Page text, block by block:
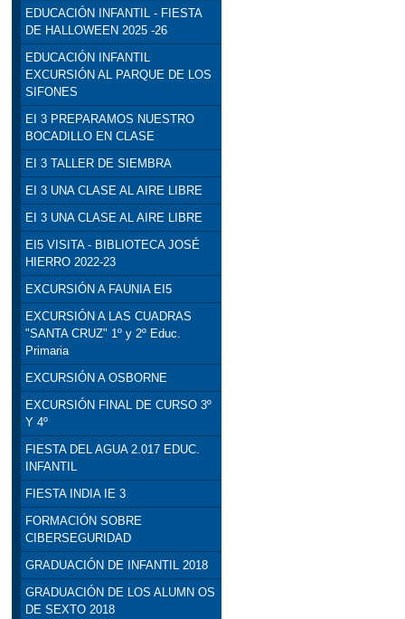
EDUCACIÓN INFANTIL - FIESTA
DE HALLOWEEN 2025 -26
EDUCACIÓN INFANTIL
EXCURSIÓN AL PARQUE DE LOS
SIFONES
EI 3 PREPARAMOS NUESTRO
BOCADILLO EN CLASE
EI 3 TALLER DE SIEMBRA
EI 3 UNA CLASE AL AIRE LIBRE
EI 3 UNA CLASE AL AIRE LIBRE
EI5 VISITA - BIBLIOTECA JOSÉ
HIERRO 2022-23
EXCURSIÓN A FAUNIA EI5
EXCURSIÓN A LAS CUADRAS
"SANTA CRUZ" 1º y 2º Educ.
Primaria
EXCURSIÓN A OSBORNE
EXCURSIÓN FINAL DE CURSO 3º
Y 4º
FIESTA DEL AGUA 2.017 EDUC.
INFANTIL
FIESTA INDIA IE 3
FORMACIÓN SOBRE
CIBERSEGURIDAD
GRADUACIÓN DE INFANTIL 2018
GRADUACIÓN DE LOS ALUMN OS
DE SEXTO 2018